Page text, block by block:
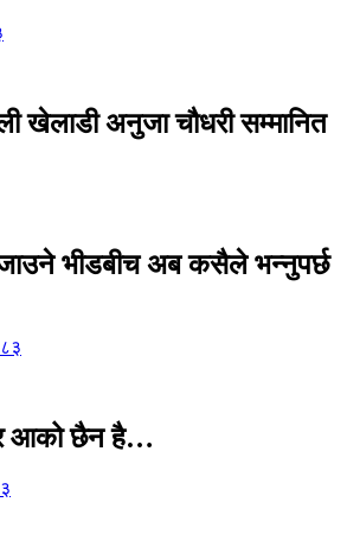
खेलाडी अनुजा चौधरी सम्मानित
भीडबीच अब कसैले भन्नुपर्छ
आको छैन है…